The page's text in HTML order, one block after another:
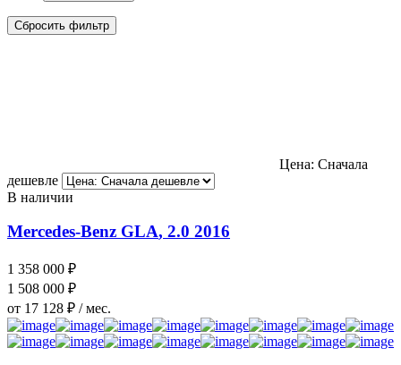
Сбросить фильтр
Цена: Сначала
дешевле
В наличии
Mercedes-Benz GLA, 2.0 2016
1 358 000 ₽
1 508 000 ₽
от 17 128 ₽ / мес.